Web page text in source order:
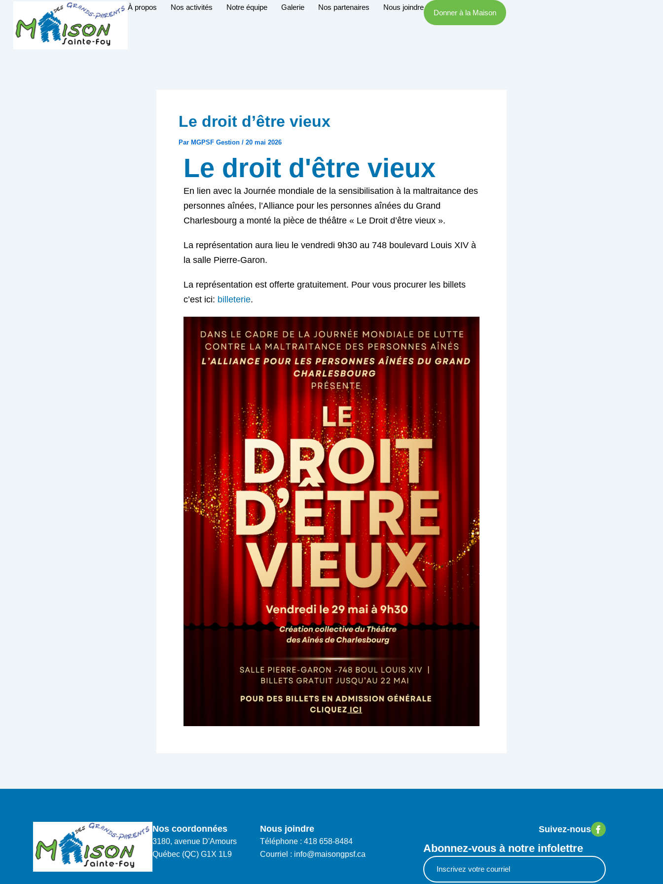
contenu
À propos Nos activités Notre équipe Galerie Nos partenaires Nous joindre
Donner à la Maison
Le droit d’être vieux
Par MGPSF Gestion / 20 mai 2026
Le droit d'être vieux
En lien avec la Journée mondiale de la sensibilisation à la maltraitance des
personnes aînées, l’Alliance pour les personnes aînées du Grand
Charlesbourg a monté la pièce de théâtre « Le Droit d’être vieux ».
La représentation aura lieu le vendredi 9h30 au 748 boulevard Louis XIV à
la salle Pierre-Garon.
La représentation est offerte gratuitement. Pour vous procurer les billets
c’est ici: billeterie.
Nos coordonnées
3180, avenue D'Amours
Québec (QC) G1X 1L9
Nous joindre
Téléphone : 418 658-8484
Courriel : info@maisongpsf.ca
Suivez-nous
Abonnez-vous à notre infolettre